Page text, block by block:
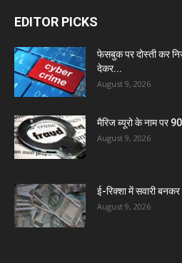
EDITOR PICKS
फेसबुक पर दोस्ती कर
देकर...
August 9, 2026
मैरिज ब्यूरो के नाम पर
August 9, 2026
ई-रिक्शा में सवारी
August 9, 2026